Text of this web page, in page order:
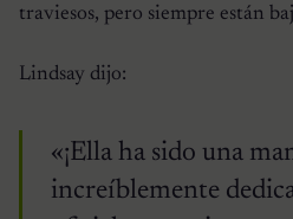
traviesos, pero siempre están
Lindsay dijo:
«¡Ella ha sido una
increíblemente